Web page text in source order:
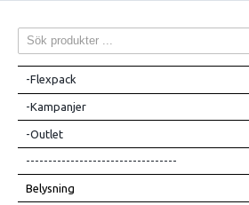
-Flexpack
-Kampanjer
-Outlet
----------------------------------
Belysning